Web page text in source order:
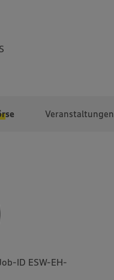
Veranstaltungen
ID ESW-EH-